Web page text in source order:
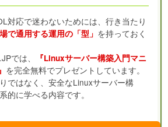
対応で迷わないためには、行き当たり
で通用する運用の「型」 を持っておく
では、
『Linuxサーバー構築入門マニ
を完全無料でプレゼントしています。
ではなく、安全なLinuxサーバー構
的に学べる内容です。